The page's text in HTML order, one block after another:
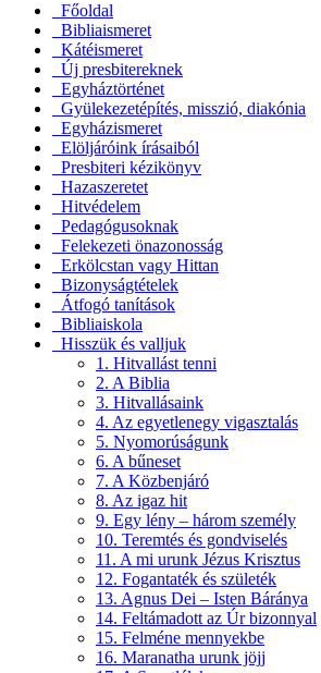
Főoldal
Bibliaismeret
Kátéismeret
Új presbitereknek
Egyháztörténet
Gyülekezetépítés, misszió, diakónia
Egyházismeret
Elöljáróink írásaiból
Presbiteri kézikönyv
Hazaszeretet
Hitvédelem
Pedagógusoknak
Felekezeti önazonosság
Erkölcstan vagy Hittan
Bizonyságtételek
Átfogó tanítások
Bibliaiskola
Hisszük és valljuk
1. Hitvallást tenni
2. A Biblia
3. Hitvallásaink
4. Az egyetlenegy vigasztalás
5. Nyomorúságunk
6. A bűneset
7. A Közbenjáró
8. Az igaz hit
9. Egy lény – három személy
10. Teremtés és gondviselés
11. A mi urunk Jézus Krisztus
12. Fogantaték és születék
13. Agnus Dei – Isten Báránya
14. Feltámadott az Úr bizonnyal
15. Felméne mennyekbe
16. Maranatha urunk jöjj